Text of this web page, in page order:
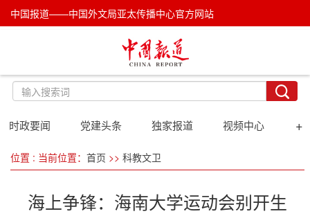
中国报道——中国外文局亚太传播中心官方网站
时政要闻 党建头条 独家报道 视频中心 +
位置 : 当前位置： 首页 >> 科教文卫
海上争锋：海南大学运动会别开生